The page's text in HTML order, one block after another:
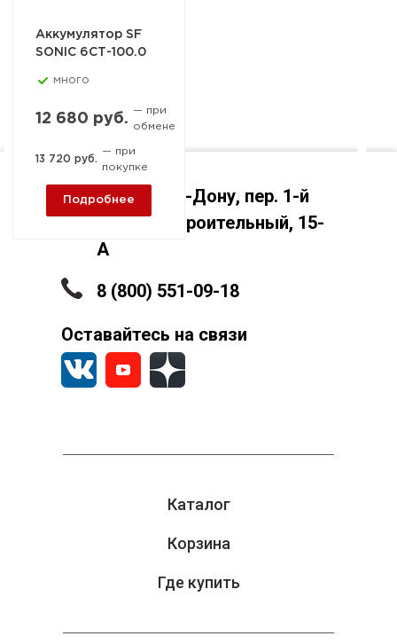
Аккумулятор SF
SONIC 6СТ-100.0
много
12 680 руб.
— при
обмене
13 720 руб.
— при
покупке
Подробнее
Каталог
Корзина
Где купить
Ростов-на-Дону, пер. 1-й
Машиностроительный, 15-
А
8 (800) 551-09-18
Оставайтесь на связи